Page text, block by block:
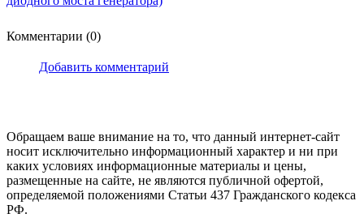
Комментарии (0)
Добавить комментарий
Обращаем ваше внимание на то, что данный интернет-сайт
носит исключительно информационный характер и ни при
каких условиях информационные материалы и цены,
размещенные на сайте, не являются публичной офертой,
определяемой положениями Статьи 437 Гражданского кодекса
РФ.